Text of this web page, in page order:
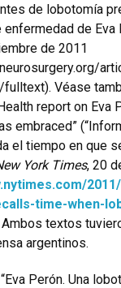
de lobotomía
de Eva
de 2011
Véase
report on Eva
embraced”
el tiempo en que
York Times, 20
time-when-
Ambos textos
argentinos.
Perón. Una